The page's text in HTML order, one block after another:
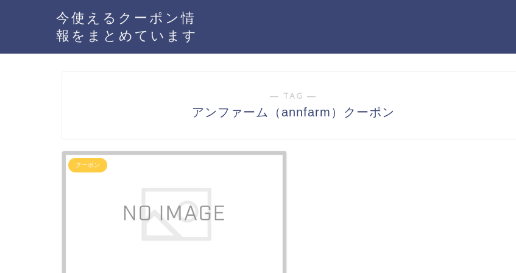
今使えるクーポン情
報をまとめています
― TAG ―
アンファーム（annfarm）クーポン
クーポン